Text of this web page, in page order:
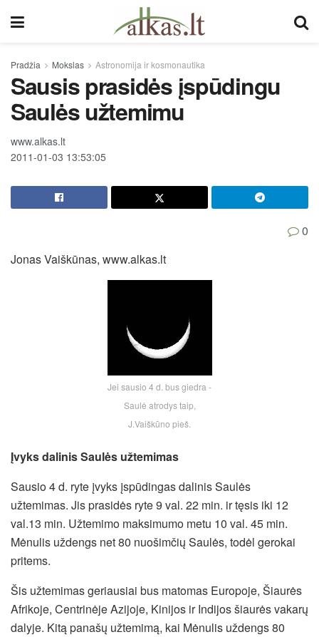
Pradžia Mokslas Astronomija ir kosmonautika
Sausis prasidės įspūdingu
Saulės užtemimu
www.alkas.lt
2011-01-03 13:53:05
0
Jonas Vaiškūnas, www.alkas.lt
Jei sausio 4 d. bus giedra -
Saulė atrodys taip,
J.Vaiškūno pieš.
Įvyks dalinis Saulės užtemimas
Sausio 4 d. ryte įvyks įspūdingas dalinis Saulės
užtemimas. Jis prasidės ryte 9 val. 22 min. ir tęsis iki 12
val.13 min. Užtemimo maksimumo metu 10 val. 45 min.
Mėnulis uždengs net 80 nuošimčių Saulės, todėl gerokai
pritems.
Šis užtemimas geriausiai bus matomas Europoje, Šiaurės
Afrikoje, Centrinėje Azijoje, Kinijos ir Indijos šiaurės vakarų
dalyje. Kitą panašų užtemimą, kai Mėnulis uždengs 80